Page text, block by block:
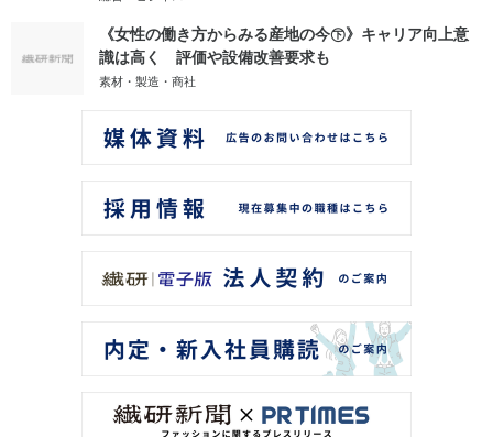
《女性の働き方からみる産地の今㊦》キャリア向上意
識は高く 評価や設備改善要求も
素材・製造・商社